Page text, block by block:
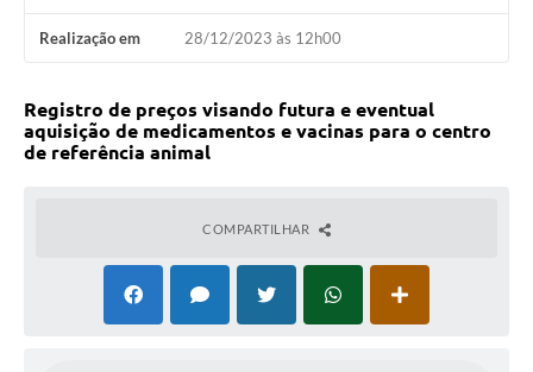
Realização em 28/12/2023 às 12h00
Registro de preços visando futura e eventual
aquisição de medicamentos e vacinas para o centro
de referência animal
COMPARTILHAR